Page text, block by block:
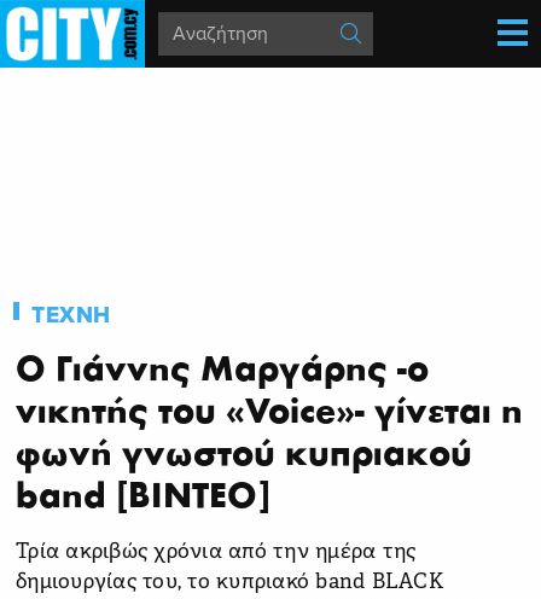
ΤΕΧΝΗ
Ο Γιάννης Μαργάρης -ο
νικητής του «Voice»- γίνεται η
φωνή γνωστού κυπριακού
band [ΒΙΝΤΕΟ]
Τρία ακριβώς χρόνια από την ημέρα της
δημιουργίας του, το κυπριακό band BLACK